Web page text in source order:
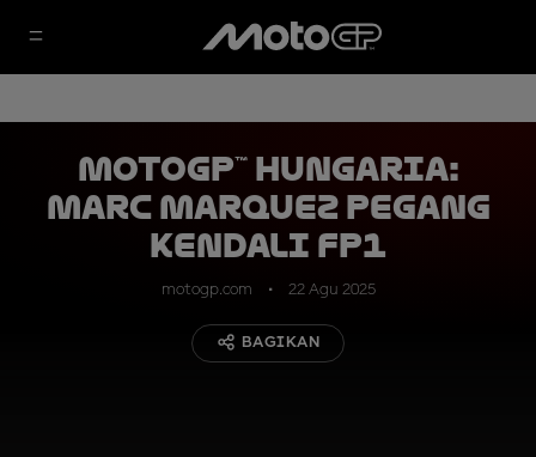
MotoGP™ Hungaria:
Marc Marquez Pegang
Kendali FP1
motogp.com 22 Agu 2025
BAGIKAN